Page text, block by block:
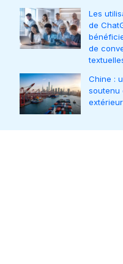
Les
de
de
Chine :
soutenu